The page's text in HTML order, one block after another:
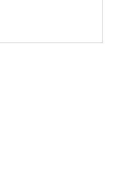
ただいたお客様の個人情報